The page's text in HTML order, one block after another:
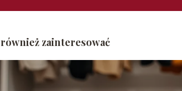
zainteresować